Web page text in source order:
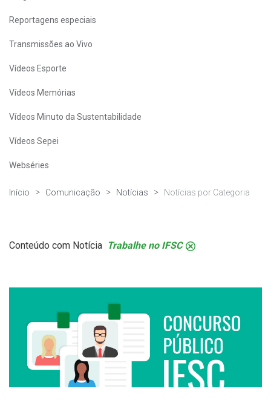
Reportagens especiais
Transmissões ao Vivo
Vídeos Esporte
Vídeos Memórias
Vídeos Minuto da Sustentabilidade
Vídeos Sepei
Webséries
Início Comunicação Notícias Notícias por Categoria
Conteúdo com Notícia Trabalhe no IFSC .